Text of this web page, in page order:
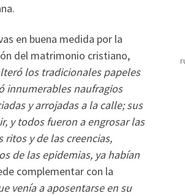
en buena medida por la
del matrimonio cristiano,
los tradicionales papeles
innumerables naufragios
y arrojadas a la calle; sus
y todos fueron a engrosar las
y de las creencias,
de las epidemias, ya habían
complementar con la
venía a aposentarse en su